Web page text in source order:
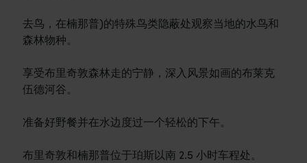
去鸟，在楠那普)的特殊鸟类隐蔽处观察当地的水鸟和
森林物种。
享受布里奇敦森林走的宁静，深入风景如画的布莱克
伍德河谷。
准备好野餐并在水边度过一个轻松的下午。
布里奇敦和楠那普位于珀斯以南 2.5 小时车程处。